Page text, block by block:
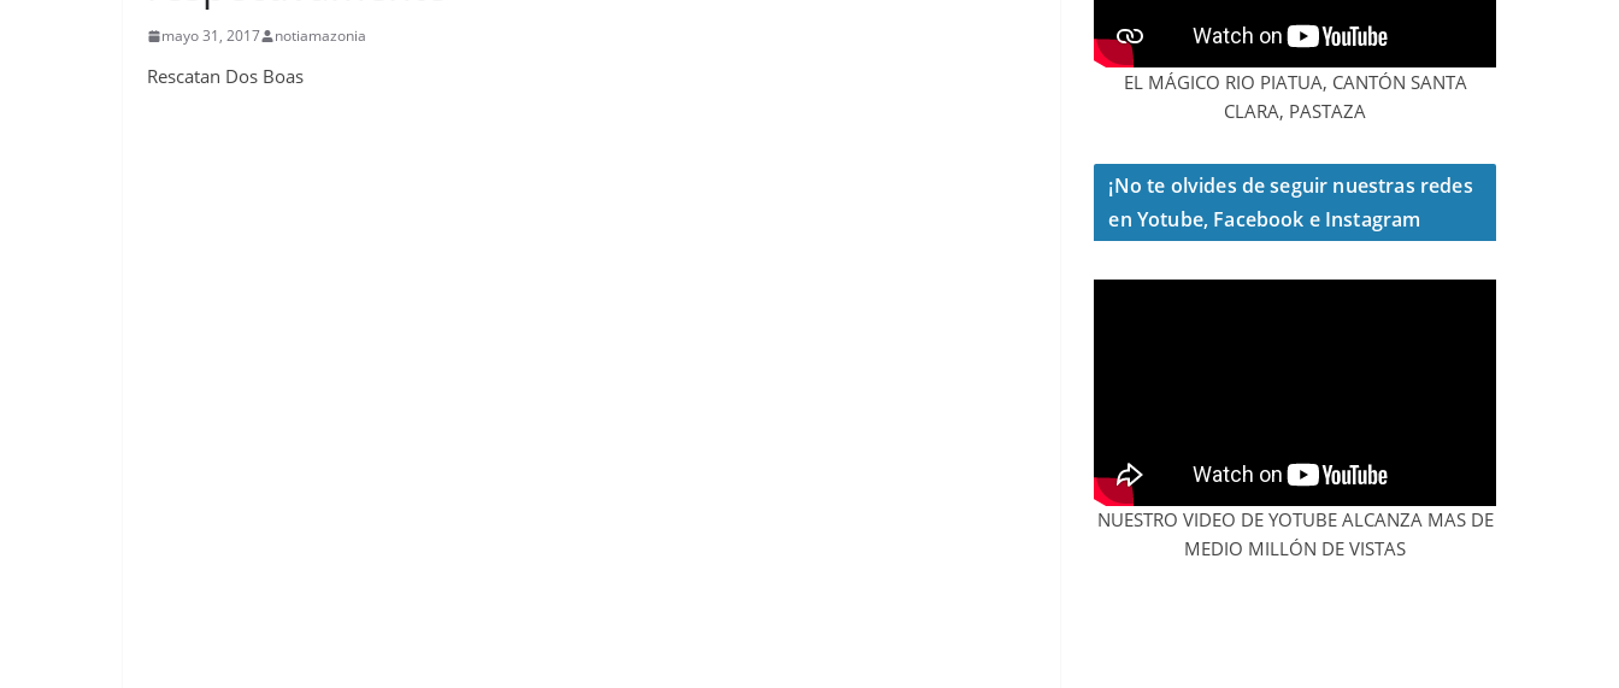
mayo 31, 2017 notiamazonia
Rescatan Dos Boas
EL MÁGICO RIO PIATUA, CANTÓN SANTA
CLARA, PASTAZA
¡No te olvides de seguir nuestras redes
en Yotube, Facebook e Instagram
NUESTRO VIDEO DE YOTUBE ALCANZA MAS DE
MEDIO MILLÓN DE VISTAS